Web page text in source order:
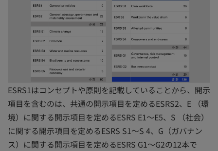
ESRS1はコンセプトや原則を記載していることから、開示
項目を含むのは、共通の開示項目を定めるESRS2、E （環
境）に関する開示項目を定めるESRS E1～E5、S （社会）
に関する開示項目を定めるESRS S1～S 4、G（ガバナン
ス）に関する開示項目を定めるESRS G1～G2の12本で